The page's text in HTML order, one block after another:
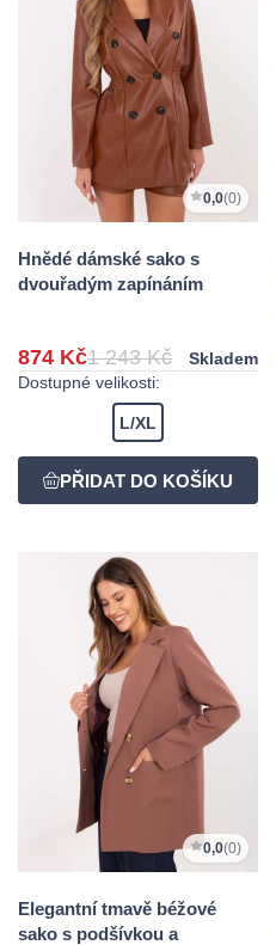
0,0(0)
Hnědé dámské sako s
dvouřadým zapínáním
874 Kč1 243 Kč
Skladem
Dostupné velikosti:
L/XL
0,0(0)
Elegantní tmavě béžové
sako s podšívkou a